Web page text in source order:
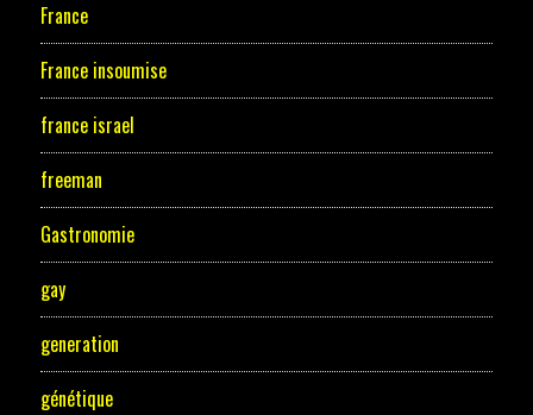
France
France insoumise
france israel
freeman
Gastronomie
gay
generation
génétique